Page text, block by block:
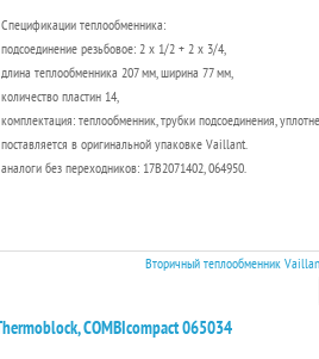
Спецификации теплообменника:
подсоединение резьбовое: 2 x 1/2 + 2 x 3/4,
длина теплообменника 207 мм, ширина 77 мм,
количество пластин 14,
комплектация: теплообменник, трубки подсоединения,
поставляется в оригинальной упаковке Vaillant.
аналоги без переходников: 17B2071402, 064950.
COMBIcompact 065034